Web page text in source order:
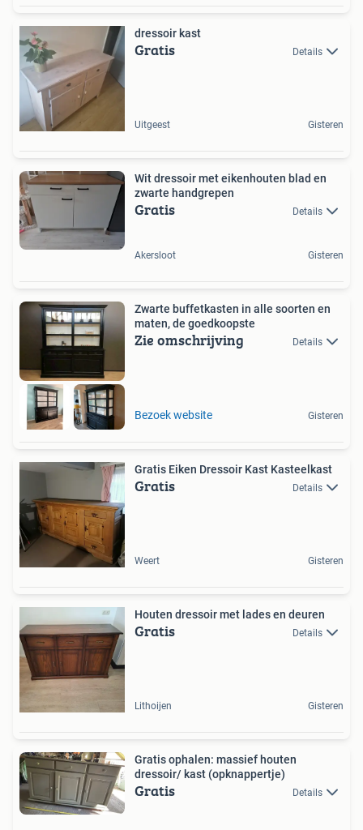
dressoir kast
Gratis Details
Uitgeest Gisteren
Wit dressoir met eikenhouten blad en
zwarte handgrepen
Gratis Details
Akersloot Gisteren
Zwarte buffetkasten in alle soorten en
maten, de goedkoopste
Zie omschrijving Details
Bezoek website Gisteren
Gratis Eiken Dressoir Kast Kasteelkast
Gratis Details
Weert Gisteren
Houten dressoir met lades en deuren
Gratis Details
Lithoijen Gisteren
Gratis ophalen: massief houten
dressoir/ kast (opknappertje)
Gratis Details